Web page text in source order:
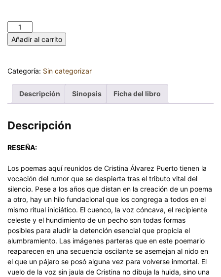
Añadir al carrito
Categoría: Sin categorizar
Descripción Sinopsis Ficha del libro
Descripción
RESEÑA:
Los poemas aquí reunidos de Cristina Álvarez Puerto tienen la
vocación del rumor que se despierta tras el tributo vital del
silencio. Pese a los años que distan en la creación de un poema
a otro, hay un hilo fundacional que los congrega a todos en el
mismo ritual iniciático. El cuenco, la voz cóncava, el recipiente
celeste y el hundimiento de un pecho son todas formas
posibles para aludir la detención esencial que propicia el
alumbramiento. Las imágenes parteras que en este poemario
reaparecen en una secuencia oscilante se asemejan al nido en
el que un pájaro se posó alguna vez para volverse inmortal. El
vuelo de la voz sin jaula de Cristina no dibuja la huida, sino una